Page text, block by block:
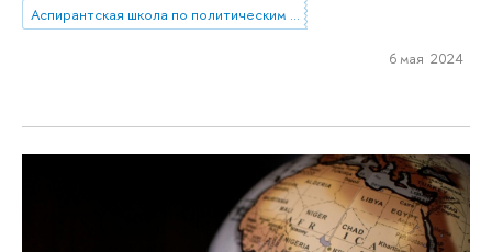
Аспирантская школа по политическим наукам
6 мая 2024